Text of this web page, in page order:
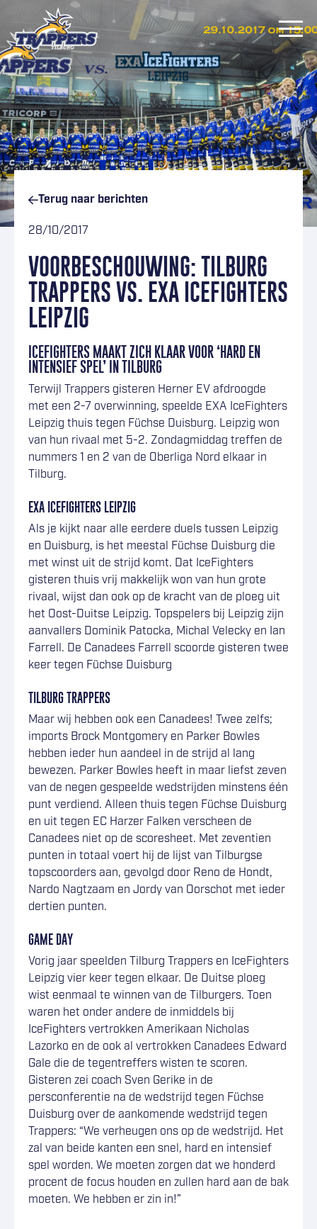
Ga naar inhoud
Terug naar berichten
28/10/2017
VOORBESCHOUWING: TILBURG
TRAPPERS VS. EXA ICEFIGHTERS
LEIPZIG
ICEFIGHTERS MAAKT ZICH KLAAR VOOR ‘HARD EN
INTENSIEF SPEL’ IN TILBURG
Terwijl Trappers gisteren Herner EV afdroogde
met een 2-7 overwinning, speelde EXA IceFighters
Leipzig thuis tegen Füchse Duisburg. Leipzig won
van hun rivaal met 5-2. Zondagmiddag treffen de
nummers 1 en 2 van de Oberliga Nord elkaar in
Tilburg.
EXA ICEFIGHTERS LEIPZIG
Als je kijkt naar alle eerdere duels tussen Leipzig
en Duisburg, is het meestal Füchse Duisburg die
met winst uit de strijd komt. Dat IceFighters
gisteren thuis vrij makkelijk won van hun grote
rivaal, wijst dan ook op de kracht van de ploeg uit
het Oost-Duitse Leipzig. Topspelers bij Leipzig zijn
aanvallers Dominik Patocka, Michal Velecky en Ian
Farrell. De Canadees Farrell scoorde gisteren twee
keer tegen Füchse Duisburg
TILBURG TRAPPERS
Maar wij hebben ook een Canadees! Twee zelfs;
imports Brock Montgomery en Parker Bowles
hebben ieder hun aandeel in de strijd al lang
bewezen. Parker Bowles heeft in maar liefst zeven
van de negen gespeelde wedstrijden minstens één
punt verdiend. Alleen thuis tegen Füchse Duisburg
en uit tegen EC Harzer Falken verscheen de
Canadees niet op de scoresheet. Met zeventien
punten in totaal voert hij de lijst van Tilburgse
topscoorders aan, gevolgd door Reno de Hondt,
Nardo Nagtzaam en Jordy van Oorschot met ieder
dertien punten.
GAME DAY
Vorig jaar speelden Tilburg Trappers en IceFighters
Leipzig vier keer tegen elkaar. De Duitse ploeg
wist eenmaal te winnen van de Tilburgers. Toen
waren het onder andere de inmiddels bij
IceFighters vertrokken Amerikaan Nicholas
Lazorko en de ook al vertrokken Canadees Edward
Gale die de tegentreffers wisten te scoren.
Gisteren zei coach Sven Gerike in de
persconferentie na de wedstrijd tegen Füchse
Duisburg over de aankomende wedstrijd tegen
Trappers: “We verheugen ons op de wedstrijd. Het
zal van beide kanten een snel, hard en intensief
spel worden. We moeten zorgen dat we honderd
procent de focus houden en zullen hard aan de bak
moeten. We hebben er zin in!”